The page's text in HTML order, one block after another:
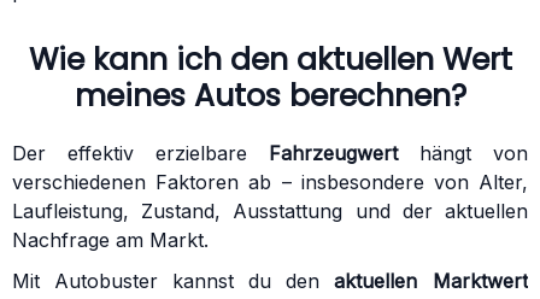
Wie kann ich den aktuellen Wert
meines Autos berechnen?
Der effektiv erzielbare Fahrzeugwerthängt von
verschiedenen Faktoren ab – insbesondere von Alter,
Laufleistung, Zustand, Ausstattung und der aktuellen
Nachfrage am Markt.
Mit Autobuster kannst du den aktuellen Marktwert